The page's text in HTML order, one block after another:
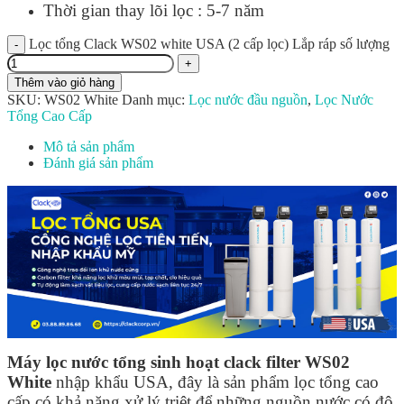
Thời gian thay lõi lọc : 5-7 năm
Lọc tổng Clack WS02 white USA (2 cấp lọc) Lắp ráp số lượng
Thêm vào giỏ hàng
SKU: WS02 White Danh mục: Lọc nước đầu nguồn, Lọc Nước
Tổng Cao Cấp
Mô tả sản phẩm
Đánh giá sản phẩm
Máy lọc nước tổng sinh hoạt clack filter WS02
White nhập khẩu USA, đây là sản phẩm lọc tổng cao